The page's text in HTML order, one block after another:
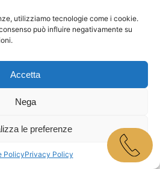
utilizziamo tecnologie come i cookie.
può influire negativamente su
Accetta
Nega
le preferenze
PolicyPrivacy Policy
WordPress